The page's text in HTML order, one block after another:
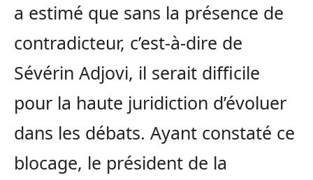
a estimé que sans la présence de
contradicteur, c’est-à-dire de
Sévérin Adjovi, il serait difficile
pour la haute juridiction d’évoluer
dans les débats. Ayant constaté ce
blocage, le président de la